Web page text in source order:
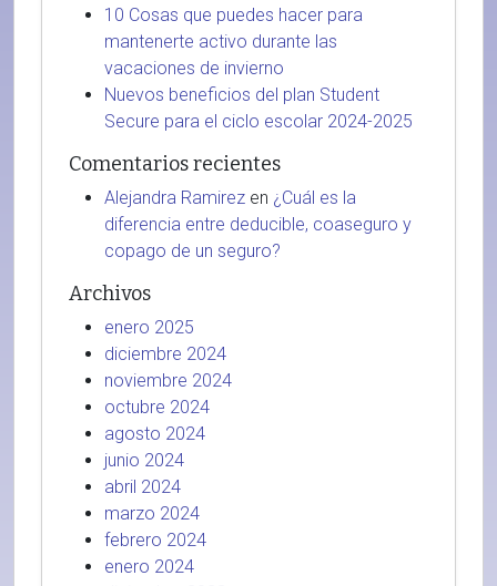
10 Cosas que puedes hacer para
mantenerte activo durante las
vacaciones de invierno
Nuevos beneficios del plan Student
Secure para el ciclo escolar 2024-2025
Comentarios recientes
Alejandra Ramirez en ¿Cuál es la
diferencia entre deducible, coaseguro y
copago de un seguro?
Archivos
enero 2025
diciembre 2024
noviembre 2024
octubre 2024
agosto 2024
junio 2024
abril 2024
marzo 2024
febrero 2024
enero 2024